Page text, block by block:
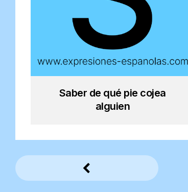
Saber de qué pie cojea
alguien